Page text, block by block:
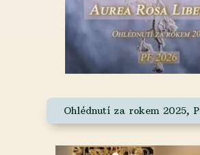
Ohlédnutí za rokem 2025,